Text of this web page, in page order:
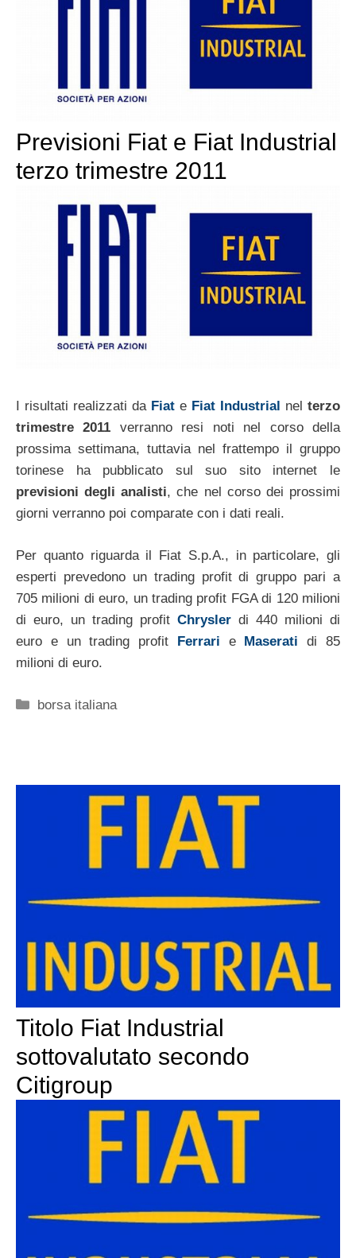
Previsioni Fiat e Fiat Industrial
terzo trimestre 2011
I risultati realizzati da Fiat e Fiat Industrial nel terzo
trimestre 2011 verranno resi noti nel corso della
prossima settimana, tuttavia nel frattempo il gruppo
torinese ha pubblicato sul suo sito internet le
previsioni degli analisti, che nel corso dei prossimi
giorni verranno poi comparate con i dati reali.
Per quanto riguarda il Fiat S.p.A., in particolare, gli
esperti prevedono un trading profit di gruppo pari a
705 milioni di euro, un trading profit FGA di 120 milioni
di euro, un trading profit Chrysler di 440 milioni di
euro e un trading profit Ferrari e Maserati di 85
milioni di euro.
Categorie
borsa italiana
Titolo Fiat Industrial
sottovalutato secondo
Citigroup